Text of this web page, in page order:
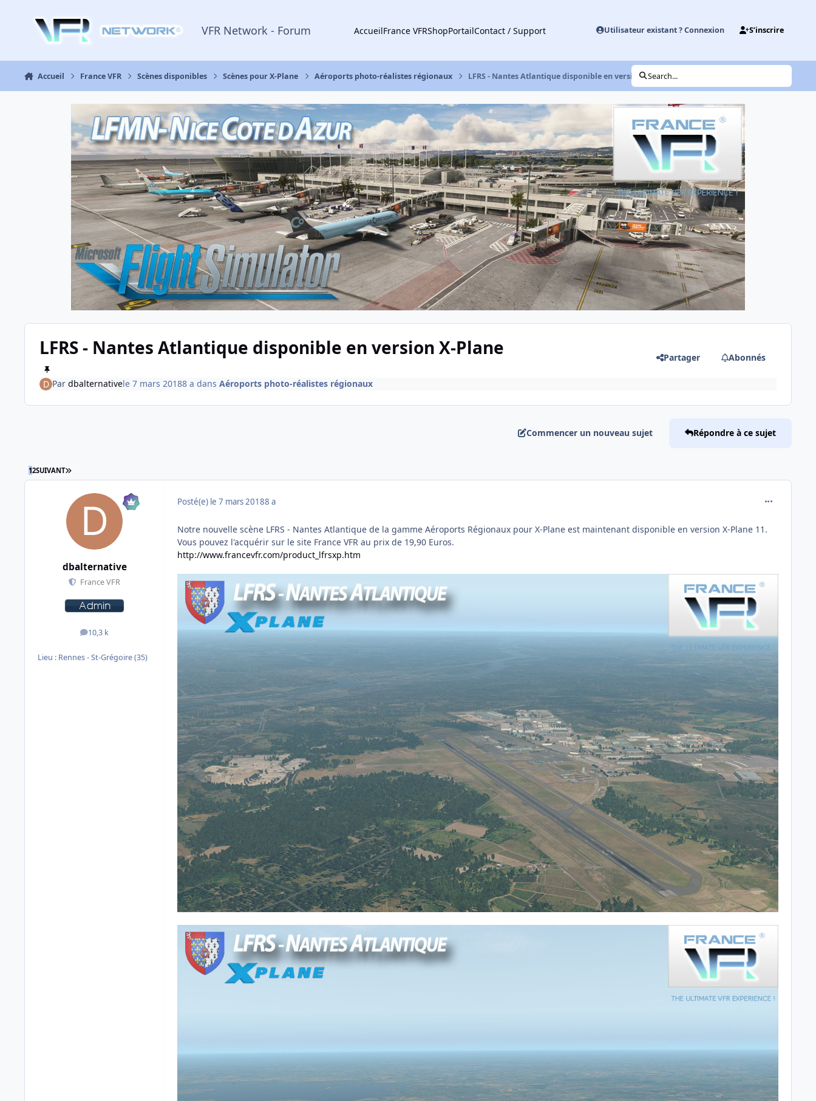
VFR Network - Forum AccueilFrance VFRShopPortailContact / Support Utilisateur existant ? Connexion S’inscrire
Accueil France VFR Scènes disponibles Scènes pour X-Plane Aéroports photo-réalistes régionaux LFRS - Nantes Atlantique disponible en version X-Plane
Search...
LFRS - Nantes Atlantique disponible en version X-Plane Partager Abonnés
Par dbalternativele 7 mars 20188 a dans Aéroports photo-réalistes régionaux
Commencer un nouveau sujet Répondre à ce sujet
12SUIVANT DERNIÈRE PAGE
dbalternative
France VFR
10,3 k
messages
Lieu : Rennes - St-Grégoire (35)
Posté(e) le 7 mars 20188 a
Notre nouvelle scène LFRS - Nantes Atlantique de la gamme Aéroports Régionaux pour X-Plane est maintenant disponible en version X-Plane 11.
Vous pouvez l'acquérir sur le site France VFR au prix de 19,90 Euros.
http://www.francevfr.com/product_lfrsxp.htm